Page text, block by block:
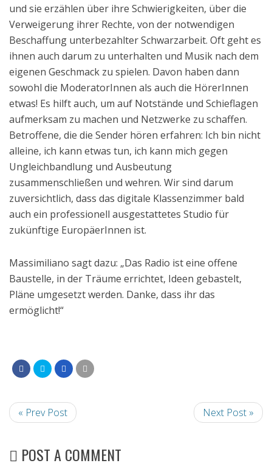
und sie erzählen über ihre Schwierigkeiten, über die
Verweigerung ihrer Rechte, von der notwendigen
Beschaffung unterbezahlter Schwarzarbeit. Oft geht es
ihnen auch darum zu unterhalten und Musik nach dem
eigenen Geschmack zu spielen. Davon haben dann
sowohl die ModeratorInnen als auch die HörerInnen
etwas! Es hilft auch, um auf Notstände und Schieflagen
aufmerksam zu machen und Netzwerke zu schaffen.
Betroffene, die die Sender hören erfahren: Ich bin nicht
alleine, ich kann etwas tun, ich kann mich gegen
Ungleichbandlung und Ausbeutung
zusammenschließen und wehren. Wir sind darum
zuversichtlich, dass das digitale Klassenzimmer bald
auch ein professionell ausgestattetes Studio für
zukünftige EuropäerInnen ist.
Massimiliano sagt dazu: „Das Radio ist eine offene
Baustelle, in der Träume errichtet, Ideen gebastelt,
Pläne umgesetzt werden. Danke, dass ihr das
ermöglicht!“
« Prev Post Next Post »
POST A COMMENT